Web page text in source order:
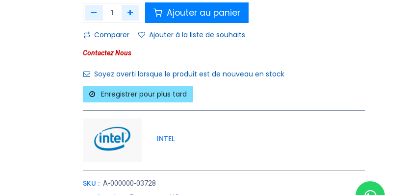
Ajouter au panier
Comparer Ajouter à la liste de souhaits
Contactez Nous
Soyez averti lorsque le produit est de nouveau en stock
Enregistrer pour plus tard
INTEL
SKU : A-000000-03728